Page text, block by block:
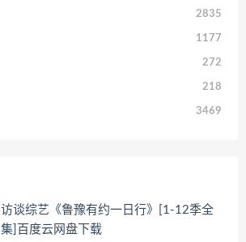
2835
1177
272
218
3469
访谈综艺《鲁豫有约一日行》[1-12季全
集]百度云网盘下载